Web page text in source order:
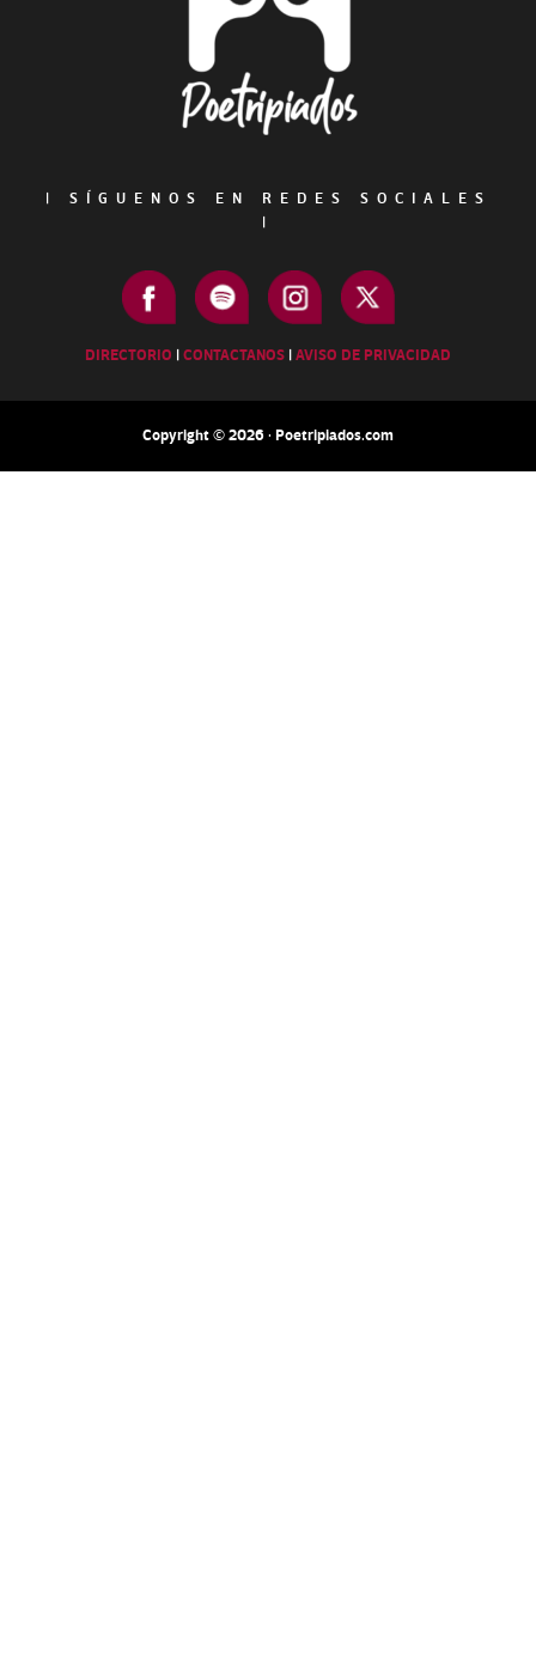
|
SÍGUENOS EN REDES SOCIALES
|
DIRECTORIO |CONTACTANOS |AVISO DE PRIVACIDAD
Copyright © 2026 · Poetripiados.com